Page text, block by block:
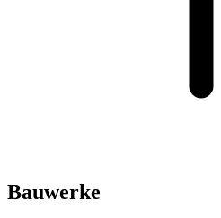
Bauwerke